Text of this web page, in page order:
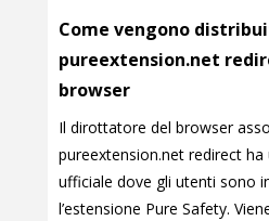
Come vengono
pureextension.net
browser
Il dirottatore del browser
pureextension.net redirect
ufficiale dove gli utenti sono
l’estensione Pure Safety.